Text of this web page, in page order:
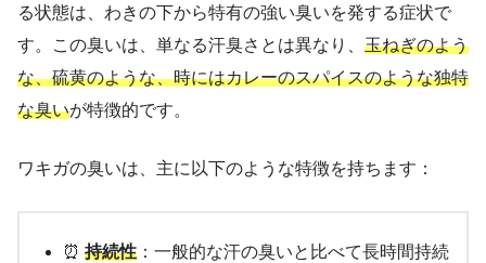
る状態は、わきの下から特有の強い臭いを発する症状で
す。この臭いは、単なる汗臭さとは異なり、 玉ねぎのよう
な、硫黄のような、時にはカレーのスパイスのような独特
な臭いが特徴的です。
ワキガの臭いは、主に以下のような特徴を持ちます：
⏰ 持続性 ：一般的な汗の臭いと比べて長時間持続